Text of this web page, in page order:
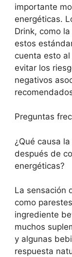
importante
energéticas.
Drink, como
estos
cuenta esto
evitar los
negativos
Preguntas
¿Qué causa
después de
energéticas?
La sensación
como
ingrediente
muchos
y algunas
respuesta